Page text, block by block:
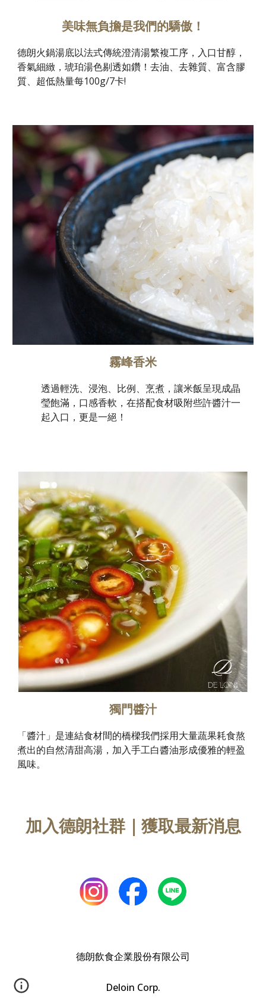
美味無負擔是我們的驕傲！
德朗火鍋湯底以法式傳統澄清湯繁複工序，入口甘醇，
香氣細緻，琥珀湯色剔透如鑽！去油、去雜質、富含膠
質、超低熱量每100g/7卡!
霧峰香米
透過輕洗、浸泡、比例、烹煮，讓米飯呈現成晶
瑩飽滿，口感香軟，在搭配食材吸附些許醬汁一
起入口，更是一絕！
獨門醬汁
「醬汁」是連結食材間的橋樑我們採用大量蔬果耗食熬
煮出的自然清甜高湯，加入手工白醬油形成優雅的輕盈
風味。
加入德朗社群｜獲取最新消息
德朗飲食企業股份有限公司
Deloin Corp.